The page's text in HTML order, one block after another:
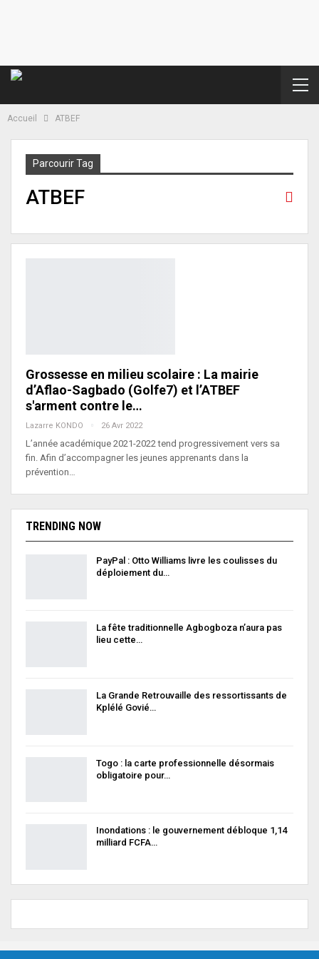
Accueil ATBEF
Parcourir Tag
ATBEF
Grossesse en milieu scolaire : La mairie
d’Aflao-Sagbado (Golfe7) et l’ATBEF
s'arment contre le…
Lazarre KONDO 26 Avr 2022
L’année académique 2021-2022 tend progressivement vers sa
fin. Afin d’accompagner les jeunes apprenants dans la
prévention…
TRENDING NOW
PayPal : Otto Williams livre les coulisses du
déploiement du…
La fête traditionnelle Agbogboza n’aura pas
lieu cette…
La Grande Retrouvaille des ressortissants de
Kplélé Govié…
Togo : la carte professionnelle désormais
obligatoire pour…
Inondations : le gouvernement débloque 1,14
milliard FCFA…